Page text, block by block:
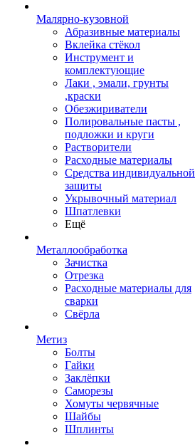
Малярно-кузовной
Абразивные материалы
Вклейка стёкол
Инструмент и
комплектующие
Лаки , эмали, грунты
,краски
Обезжириватели
Полировальные пасты ,
подложки и круги
Растворители
Расходные материалы
Средства индивидуальной
защиты
Укрывочный материал
Шпатлевки
Ещё
Металлообработка
Зачистка
Отрезка
Расходные материалы для
сварки
Свёрла
Метиз
Болты
Гайки
Заклёпки
Саморезы
Хомуты червячные
Шайбы
Шплинты